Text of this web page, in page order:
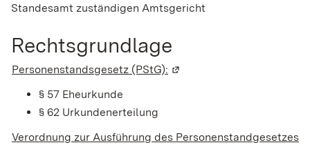
Standesamt zuständigen Amtsgericht
Rechtsgrundlage
Personenstandsgesetz (PStG): (Wird in einem neuen
§ 57 Eheurkunde
§ 62 Urkundenerteilung
Verordnung zur Ausführung des Personenstandgesetzes